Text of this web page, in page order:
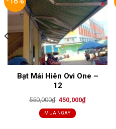
Bạt Mái Hiên Ovi One –
12
550,000₫ Original
was:
550,000₫.
450,000₫Current
MUA NGAY